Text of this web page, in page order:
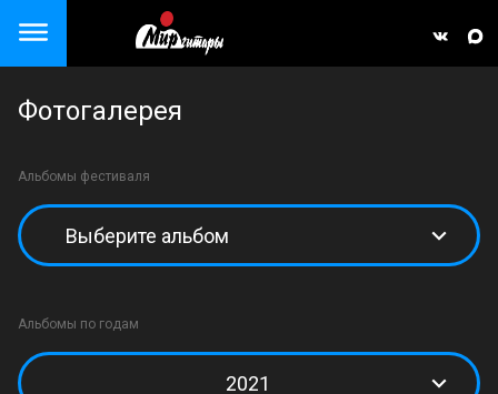
Close menu
Фотогалерея
Альбомы фестиваля
Альбомы по годам